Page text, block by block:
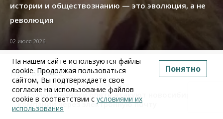
истории и обществознанию — это эволюция, а не
революция
02 июля 2026
Про Бизнес
Бизнес Право&Порядок ПроБизнес
Злоумышленники опять атакуют новосибирские
компании через электронную почту
На нашем сайте используются файлы
cookie. Продолжая пользоваться
сайтом, Вы подтверждаете свое
согласие на использование файлов
cookie в соответствии с условиями их
использования
Понятно